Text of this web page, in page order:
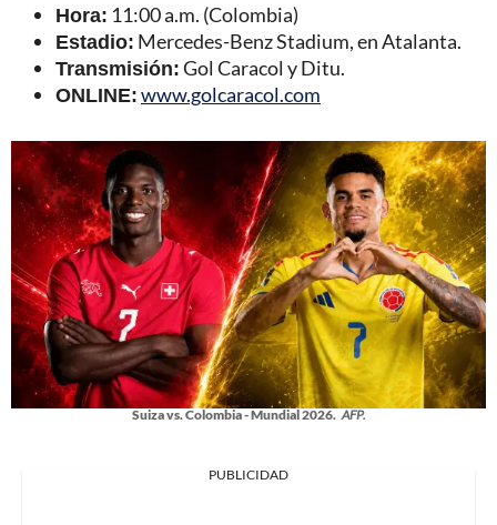
Hora: 11:00 a.m. (Colombia)
Estadio: Mercedes-Benz Stadium, en Atalanta.
Transmisión:Gol Caracol y Ditu.
ONLINE:www.golcaracol.com
Suiza vs. Colombia - Mundial 2026. AFP.
PUBLICIDAD